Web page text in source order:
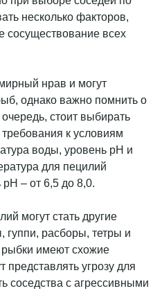
несколько факторов,
сосуществование всех
нрав и могут
однако важно помнить о
стоит выбирать
к условиям
воды, уровень pH и
для пецилий
pH – от 6,5 до 8,0.
могут стать другие
гуппи, расборы, тетры и
имеют схожие
представлять угрозу для
соседства с агрессивными